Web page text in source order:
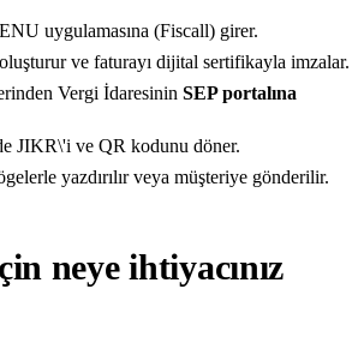
uygulamasına (Fiscall) girer.
ve faturayı dijital sertifikayla imzalar.
Vergi İdaresinin SEP portalına
JIKR\'i ve QR kodunu döner.
yazdırılır veya müşteriye gönderilir.
neye ihtiyacınız